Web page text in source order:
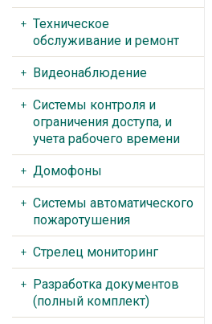
Техническое
обслуживание и ремонт
Видеонаблюдение
Системы контроля и
ограничения доступа, и
учета рабочего времени
Домофоны
Системы автоматического
пожаротушения
Стрелец мониторинг
Разработка документов
(полный комплект)